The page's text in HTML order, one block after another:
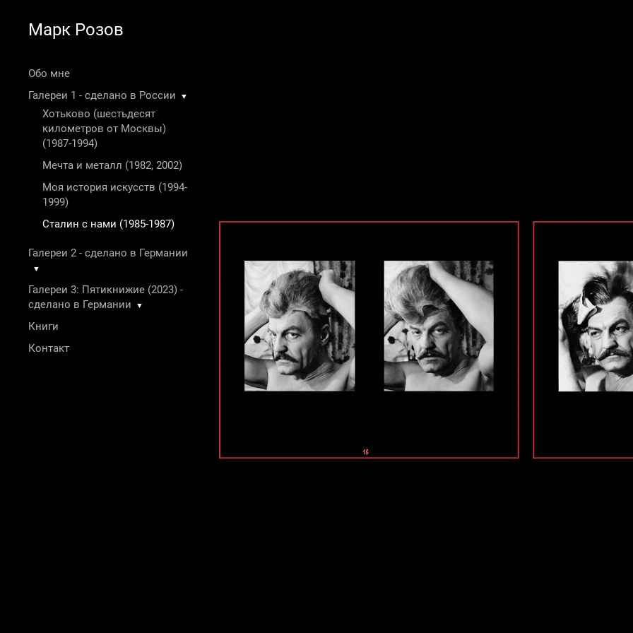
Марк Розов
Обо мне
Галереи 1 - сделано в России
▼
Хотьково (шестьдесят
километров от Москвы)
(1987-1994)
Мечта и металл (1982, 2002)
Моя история искусств (1994-
1999)
Сталин с нами (1985-1987)
Галереи 2 - сделано в Германии
▼
Галереи 3: Пятикнижие (2023) -
сделано в Германии
▼
Книги
Контакт